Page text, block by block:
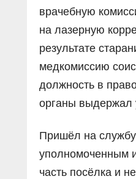
врачебную
на лазерную
результате
медкомиссию
должность в
органы выдержал
Пришёл на
уполномоченным
часть посёлка и